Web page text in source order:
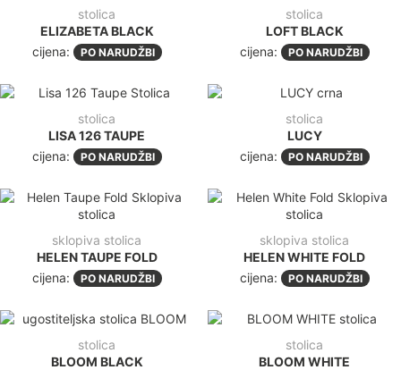
stolica
ELIZABETA BLACK
cijena:
PO NARUDŽBI
stolica
LOFT BLACK
cijena:
PO NARUDŽBI
stolica
LISA 126 TAUPE
cijena:
PO NARUDŽBI
stolica
LUCY
cijena:
PO NARUDŽBI
sklopiva stolica
HELEN TAUPE FOLD
cijena:
PO NARUDŽBI
sklopiva stolica
HELEN WHITE FOLD
cijena:
PO NARUDŽBI
stolica
BLOOM BLACK
stolica
BLOOM WHITE